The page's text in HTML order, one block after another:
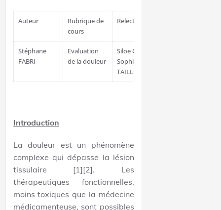
Auteur
Rubrique de
cours
Relecteurs
Stéphane
FABRI
Evaluation
de la douleur
Siloe CORVIN
Sophie
TAILLEFER
Introduction
La douleur est un phénomène
complexe qui dépasse la lésion
tissulaire [1][2]. Les
thérapeutiques fonctionnelles,
moins toxiques que la médecine
médicamenteuse, sont possibles